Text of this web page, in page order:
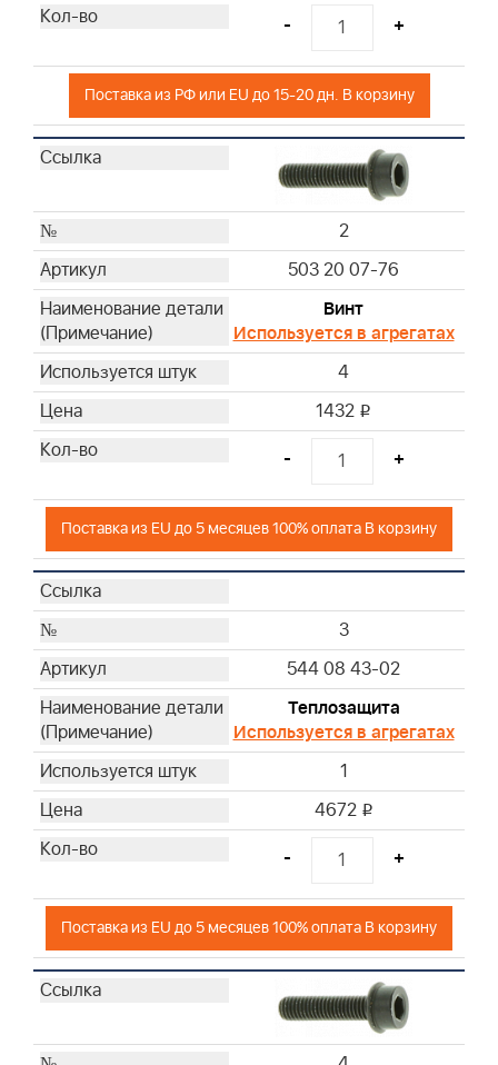
- +
Поставка из РФ или EU до 15-20 дн. В корзину
2
503 20 07-76
Винт
Используется в агрегатах
4
1432 i
- +
Поставка из EU до 5 месяцев 100% оплата В корзину
3
544 08 43-02
Теплозащита
Используется в агрегатах
1
4672 i
- +
Поставка из EU до 5 месяцев 100% оплата В корзину